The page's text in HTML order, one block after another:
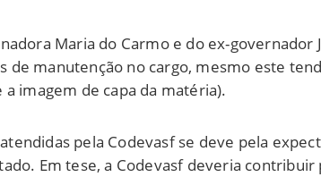
Maria do Carmo e do ex-
de manutenção no cargo, mesmo este
imagem de capa da matéria).
pela Codevasf se deve pela
Em tese, a Codevasf deveria